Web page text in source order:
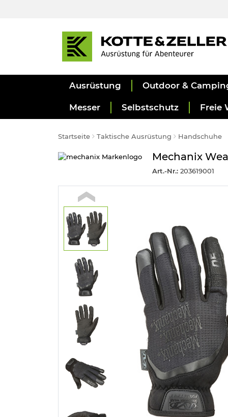
Ausrüstung Outdoor &
Messer Selbstschutz Freie
Startseite Taktische Ausrüstung Handschuhe
Mechanix
Art.-Nr.: 203619001